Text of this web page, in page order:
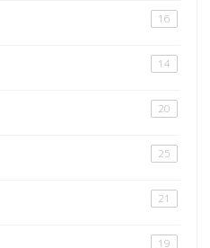
16
14
20
25
21
19